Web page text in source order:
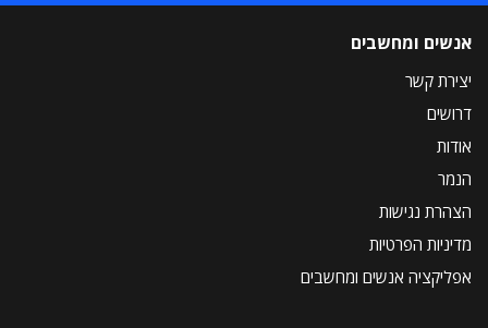
אנשים ומחשבים
יצירת קשר
דרושים
אודות
הנמר
הצהרת נגישות
מדיניות הפרטיות
אפליקציה אנשים ומחשבים